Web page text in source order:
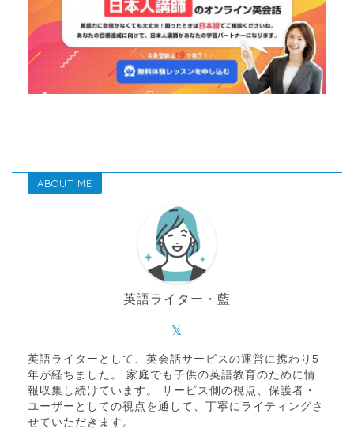
ABOUT ME
英語ライター・藍
英語ライターとして、英会話サービスの運営に携わり5
年が経ちました。 家庭でも子供の英語教育のために情
報収集し続けています。 サービス側の視点、保護者・
ユーザーとしての視点を通して、丁寧にライティングさ
せていただきます。